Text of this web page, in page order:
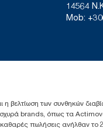
14564
Mob:
η βελτίωση των συνθηκών
brands, όπως τα
πωλήσεις ανήλθαν το